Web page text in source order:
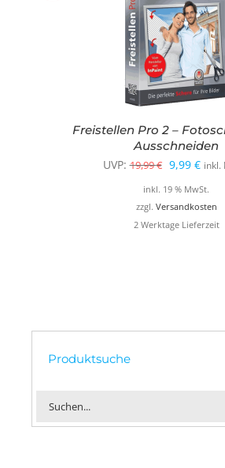
Freistellen Pro 2 –
Ausschneiden
UVP: 19,99€
Preis
war:
19,99 €
9,99 €
Preis
ist:
9,99
inkl.
inkl. 19 % MwSt.
zzgl. Versandkosten
2 Werktage Lieferzeit
Produktsuche